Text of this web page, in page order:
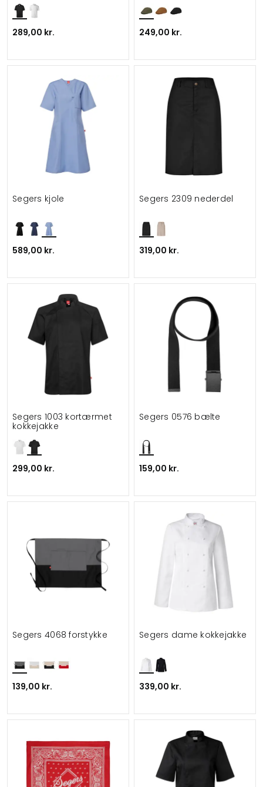
289,00 kr. 249,00 kr.
Segers kjole
589,00 kr.
Segers 2309 nederdel
319,00 kr.
Segers 1003 kortærmet
kokkejakke
299,00 kr.
Segers 0576 bælte
159,00 kr.
Segers 4068 forstykke
139,00 kr.
Segers dame kokkejakke
339,00 kr.